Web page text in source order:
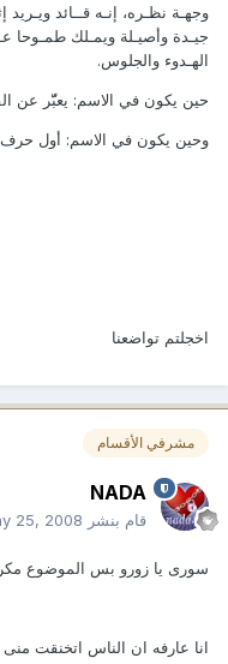
وجهـة نظـره، إنـه قــائد
جيـدة وأصيـلة ويمـلك طمـوحا
الهـدوء والجلوس.
حين يكون في الاسم: يعبّّر عن
وحين يكون في الاسم: أول حرف
اخجلتم تواضعنا
مشرفي الأقسام
NADA
قام بنشر 25, 2008
سورى يا زورو بس الموضوع
انا عارفه ان الناس اتخنقت